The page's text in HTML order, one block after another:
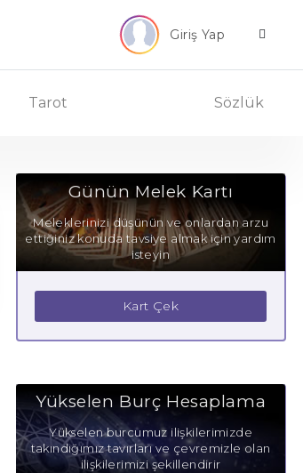
Giriş Yap
Tarot Sözlük
Günün Melek Kartı
Meleklerinizi düşünün ve onlardan arzu
ettiğiniz konuda tavsiye almak için yardım
isteyin
Kart Çek
Yükselen Burç Hesaplama
Yükselen burcumuz ilişkilerimizde
takındığımız tavırları ve çevremizle olan
ilişkilerimizi şekillendirir